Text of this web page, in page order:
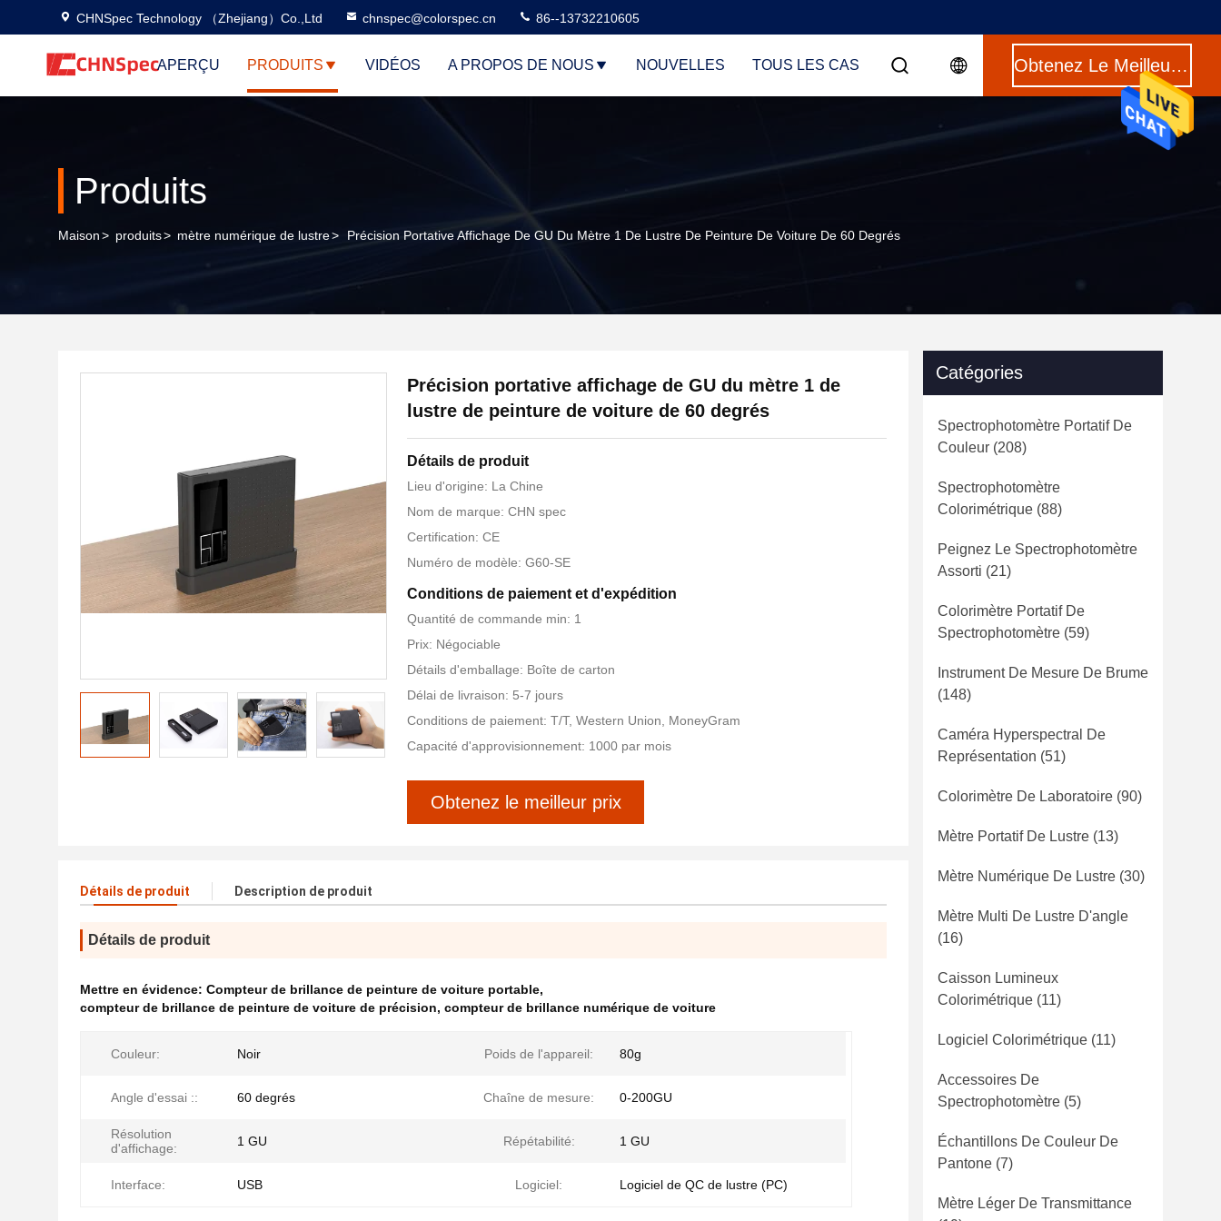
CHNSpec Technology （Zhejiang）Co.,Ltd chnspec@colorspec.cn 86--13732210605
APERÇU PRODUITS VIDÉOS A PROPOS DE NOUS NOUVELLES TOUS LES CAS Obtenez Le Meilleur Prix
Produits
Maison> produits> mètre numérique de lustre> Précision Portative Affichage De GU Du Mètre 1 De Lustre De Peinture De Voiture De 60 Degrés
Précision portative affichage de GU du mètre 1 de
lustre de peinture de voiture de 60 degrés
Détails de produit
Lieu d'origine: La Chine
Nom de marque: CHN spec
Certification: CE
Numéro de modèle: G60-SE
Conditions de paiement et d'expédition
Quantité de commande min: 1
Prix: Négociable
Détails d'emballage: Boîte de carton
Délai de livraison: 5-7 jours
Conditions de paiement: T/T, Western Union, MoneyGram
Capacité d'approvisionnement: 1000 par mois
Obtenez le meilleur prix
Détails de produit Description de produit
Détails de produit
Mettre en évidence: Compteur de brillance de peinture de voiture portable,
compteur de brillance de peinture de voiture de précision, compteur de brillance numérique de voiture
Couleur: Noir Poids de l'appareil: 80g
Angle d'essai :: 60 degrés Chaîne de mesure: 0-200GU
Résolution
d'affichage:
1 GU Répétabilité: 1 GU
Interface: USB Logiciel: Logiciel de QC de lustre (PC)
Catégories
Spectrophotomètre Portatif De
Couleur (208)
Spectrophotomètre
Colorimétrique (88)
Peignez Le Spectrophotomètre
Assorti (21)
Colorimètre Portatif De
Spectrophotomètre (59)
Instrument De Mesure De Brume
(148)
Caméra Hyperspectral De
Représentation (51)
Colorimètre De Laboratoire (90)
Mètre Portatif De Lustre (13)
Mètre Numérique De Lustre (30)
Mètre Multi De Lustre D'angle
(16)
Caisson Lumineux
Colorimétrique (11)
Logiciel Colorimétrique (11)
Accessoires De
Spectrophotomètre (5)
Échantillons De Couleur De
Pantone (7)
Mètre Léger De Transmittance